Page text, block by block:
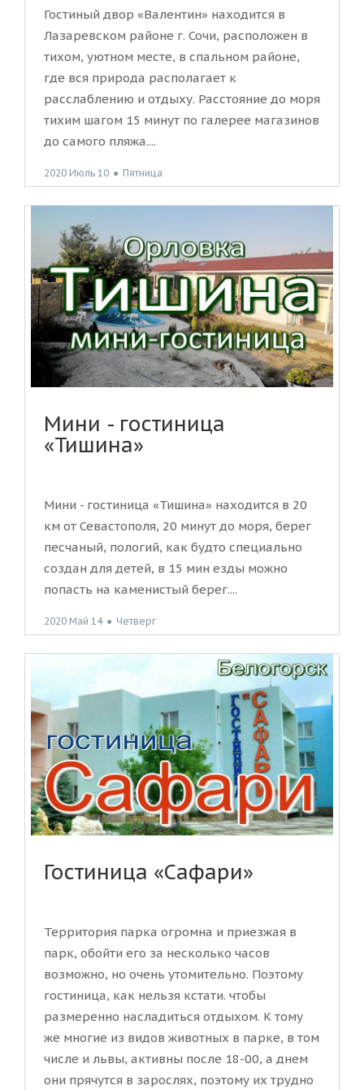
Гостиный двор «Валентин» находится в
Лазаревском районе г. Сочи, расположен в
тихом, уютном месте, в спальном районе,
где вся природа располагает к
расслаблению и отдыху. Расстояние до моря
тихим шагом 15 минут по галерее магазинов
до самого пляжа....
2020 Июль 10 ● Пятница
Мини - гостиница
«Тишина»
Мини - гостиница «Тишина» находится в 20
км от Севастополя, 20 минут до моря, берег
песчаный, пологий, как будто специально
создан для детей, в 15 мин езды можно
попасть на каменистый берег....
2020 Май 14 ● Четверг
Гостиница «Сафари»
Территория парка огромна и приезжая в
парк, обойти его за несколько часов
возможно, но очень утомительно. Поэтому
гостиница, как нельзя кстати. чтобы
размеренно насладиться отдыхом. К тому
же многие из видов животных в парке, в том
числе и львы, активны после 18-00, а днем
они прячутся в зарослях, поэтому их трудно